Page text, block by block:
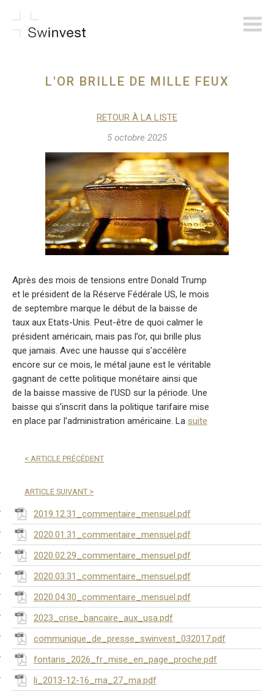
L'OR BRILLE DE MILLE FEUX
RETOUR À LA LISTE
5 octobre 2025
Après des mois de tensions entre Donald Trump
et le président de la Réserve Fédérale US, le mois
de septembre marque le début de la baisse de
taux aux Etats-Unis. Peut-être de quoi calmer le
président américain, mais pas l’or, qui brille plus
que jamais. Avec une hausse qui s’accélère
encore sur ce mois, le métal jaune est le véritable
gagnant de cette politique monétaire ainsi que
de la baisse massive de l’USD sur la période. Une
baisse qui s’inscrit dans la politique tarifaire mise
en place par l’administration américaine. La suite
< ARTICLE PRÉCÉDENT
ARTICLE SUIVANT >
2019.12.31_commentaire_mensuel.pdf
2020.01.31_commentaire_mensuel.pdf
2020.02.29_commentaire_mensuel.pdf
2020.03.31_commentaire_mensuel.pdf
2020.04.30_commentaire_mensuel.pdf
2023_crise_bancaire_aux_usa.pdf
communique_de_presse_swinvest_032017.pdf
fontaris_2026_fr_mise_en_page_proche.pdf
li_2013-12-16_ma_27_ma.pdf